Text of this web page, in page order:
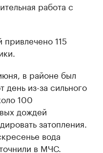
работа с
привлечено 115
в районе был
из-за сильного
100
дождей
затопления.
вода
в МЧС.